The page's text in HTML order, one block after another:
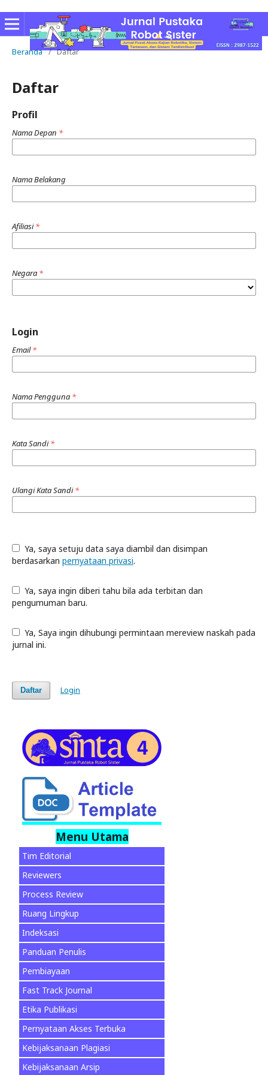
Beranda / Daftar
Daftar
Profil
Nama Depan *
Nama Belakang
Afiliasi*
Negara *
Login
Email*
Nama Pengguna *
Kata Sandi*
Ulangi Kata Sandi*
berdasarkan pernyataan privasi.
pengumuman baru.
jurnal ini.
Daftar Login
Menu Utama
Tim Editorial
Reviewers
Process Review
Ruang Lingkup
Indeksasi
Panduan Penulis
Pembiayaan
Fast Track Journal
Etika Publikasi
Pernyataan Akses Terbuka
Kebijaksanaan Plagiasi
Kebijaksanaan Arsip